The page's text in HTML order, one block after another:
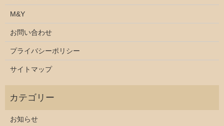
M&Y
お問い合わせ
プライバシーポリシー
サイトマップ
お知らせ